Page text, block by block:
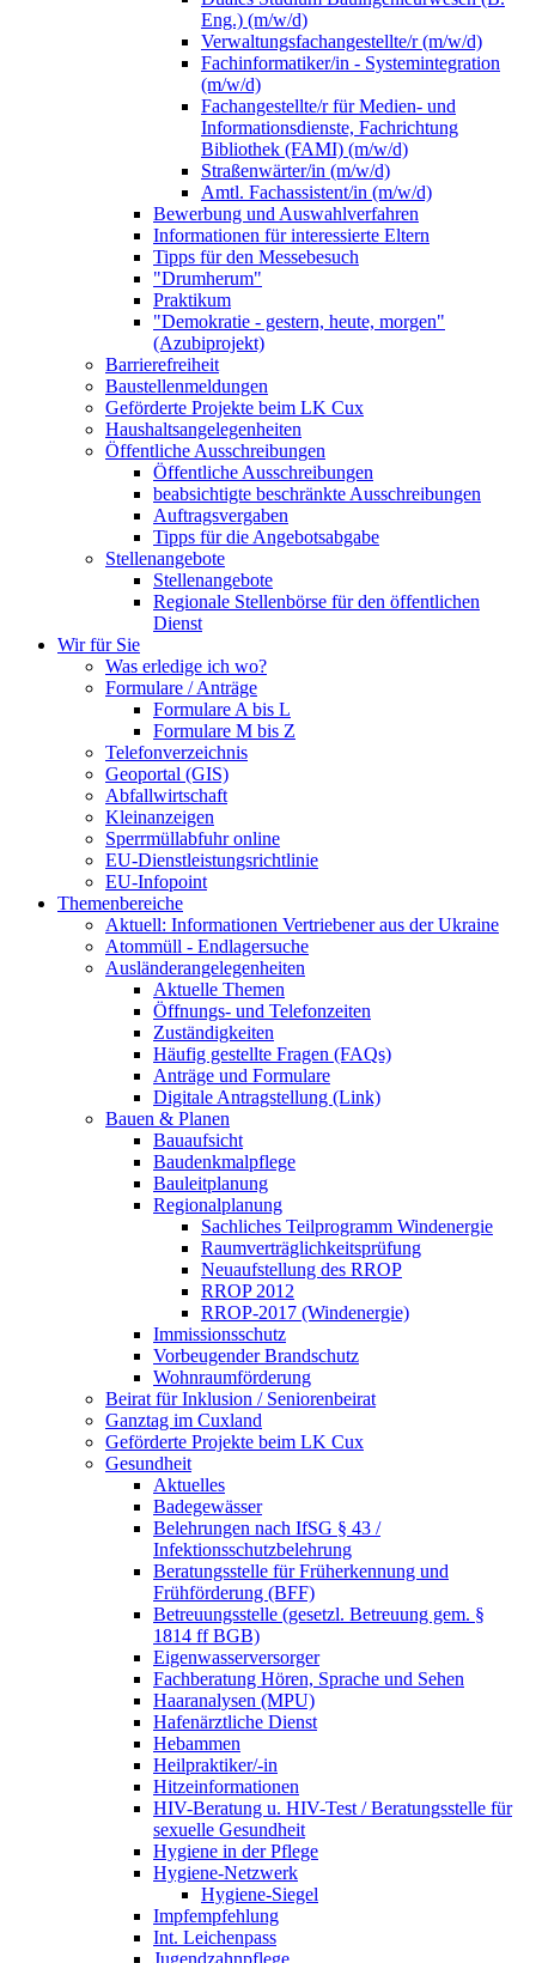
Eng.) (m/w/d)
Verwaltungsfachangestellte/r (m/w/d)
Fachinformatiker/in - Systemintegration
(m/w/d)
Fachangestellte/r für Medien- und
Informationsdienste, Fachrichtung
Bibliothek (FAMI) (m/w/d)
Straßenwärter/in (m/w/d)
Amtl. Fachassistent/in (m/w/d)
Bewerbung und Auswahlverfahren
Informationen für interessierte Eltern
Tipps für den Messebesuch
"Drumherum"
Praktikum
"Demokratie - gestern, heute, morgen"
(Azubiprojekt)
Barrierefreiheit
Baustellenmeldungen
Geförderte Projekte beim LK Cux
Haushaltsangelegenheiten
Öffentliche Ausschreibungen
Öffentliche Ausschreibungen
beabsichtigte beschränkte Ausschreibungen
Auftragsvergaben
Tipps für die Angebotsabgabe
Stellenangebote
Stellenangebote
Regionale Stellenbörse für den öffentlichen
Dienst
Wir für Sie
Was erledige ich wo?
Formulare / Anträge
Formulare A bis L
Formulare M bis Z
Telefonverzeichnis
Geoportal (GIS)
Abfallwirtschaft
Kleinanzeigen
Sperrmüllabfuhr online
EU-Dienstleistungsrichtlinie
EU-Infopoint
Themenbereiche
Aktuell: Informationen Vertriebener aus der Ukraine
Atommüll - Endlagersuche
Ausländerangelegenheiten
Aktuelle Themen
Öffnungs- und Telefonzeiten
Zuständigkeiten
Häufig gestellte Fragen (FAQs)
Anträge und Formulare
Digitale Antragstellung (Link)
Bauen & Planen
Bauaufsicht
Baudenkmalpflege
Bauleitplanung
Regionalplanung
Sachliches Teilprogramm Windenergie
Raumverträglichkeitsprüfung
Neuaufstellung des RROP
RROP 2012
RROP-2017 (Windenergie)
Immissionsschutz
Vorbeugender Brandschutz
Wohnraumförderung
Beirat für Inklusion / Seniorenbeirat
Ganztag im Cuxland
Geförderte Projekte beim LK Cux
Gesundheit
Aktuelles
Badegewässer
Belehrungen nach IfSG § 43 /
Infektionsschutzbelehrung
Beratungsstelle für Früherkennung und
Frühförderung (BFF)
Betreuungsstelle (gesetzl. Betreuung gem. §
1814 ff BGB)
Eigenwasserversorger
Fachberatung Hören, Sprache und Sehen
Haaranalysen (MPU)
Hafenärztliche Dienst
Hebammen
Heilpraktiker/-in
Hitzeinformationen
HIV-Beratung u. HIV-Test / Beratungsstelle für
sexuelle Gesundheit
Hygiene in der Pflege
Hygiene-Netzwerk
Hygiene-Siegel
Impfempfehlung
Int. Leichenpass
Jugendzahnpflege